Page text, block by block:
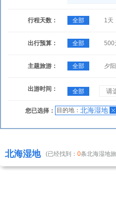
行程天数： 全部 1天
出行预算： 全部 500
主题旅游： 全部 夕
出游时间： 全部
您已选择： 目的地： 北海湿地
北海湿地 (已经找到： 0条北海湿地